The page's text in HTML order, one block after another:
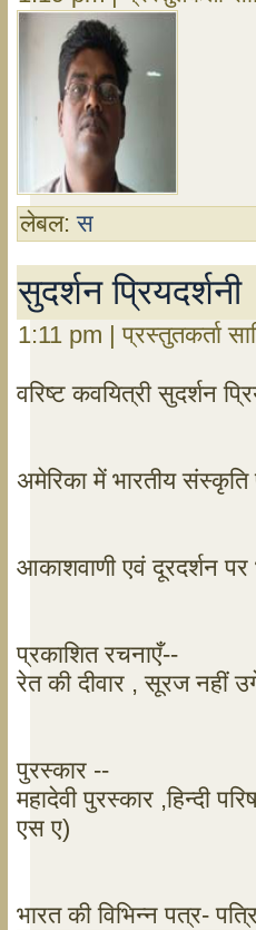
लेबल:स
सुदर्शन प्रियदर्शनी
1:11 pm | प्रस्तुतकर्ता
वरिष्ट कवयित्री सुदर्शन
अमेरिका में भारतीय
आकाशवाणी एवं दूरदर्शन
प्रकाशित रचनाएँ--
रेत की दीवार , सूरज नहीं
पुरस्कार --
महादेवी पुरस्कार ,हिन्दी
एस ए)
भारत की विभिन्न पत्र-